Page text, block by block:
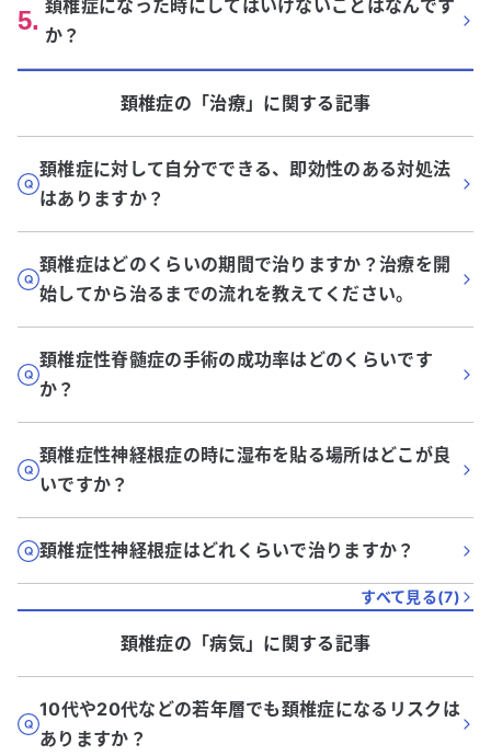
5. 頚椎症になった時にしてはいけないことはなんです
か？
頚椎症の「治療」に関する記事
頚椎症に対して自分でできる、即効性のある対処法
はありますか？
頚椎症はどのくらいの期間で治りますか？治療を開
始してから治るまでの流れを教えてください。
頚椎症性脊髄症の手術の成功率はどのくらいです
か？
頚椎症性神経根症の時に湿布を貼る場所はどこが良
いですか？
頚椎症性神経根症はどれくらいで治りますか？
すべて見る(7)
頚椎症の「病気」に関する記事
10代や20代などの若年層でも頚椎症になるリスクは
ありますか？